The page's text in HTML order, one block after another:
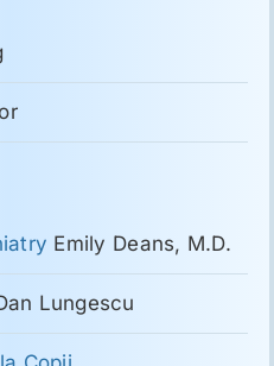
Emily Deans, M.D.
Lungescu